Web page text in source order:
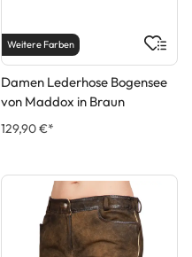
Weitere Farben
Damen Lederhose Bogensee
von Maddox in Braun
129,90 €*